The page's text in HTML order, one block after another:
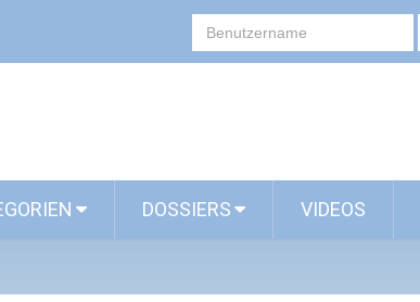
DOSSIERS VIDEOS